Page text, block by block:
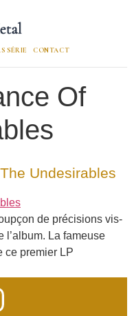
SÉRIE CONTACT
Of
Undesirables
de précisions vis-
l’album. La fameuse
ce premier LP